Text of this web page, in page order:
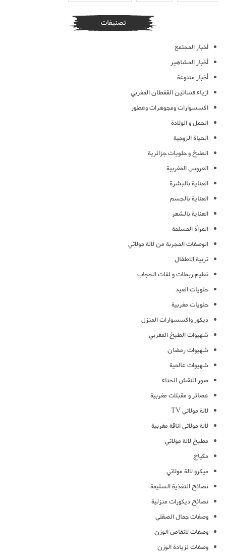
تصنيفات
أخبار المجتمع
أخبار المشاهير
أخبار متنوعة
ازياء فساتين القفطان المغربي
اكسسوارات ومجوهرات وعطور
الحمل و الولادة
الحياة الزوجية
الطبخ و حلويات جزائرية
العروس المغربية
العناية بالبشرة
العناية بالجسم
العناية بالشعر
المرأة المسلمة
الوصفات المجربة من لالة مولاتي
تربية الاطفال
تعليم ربطات و لفات الحجاب
حلويات العيد
حلويات مغربية
ديكور واكسسوارات المنزل
شهيوات الطبخ المغربي
شهيوات رمضان
شهيوات عالمية
صور النقش الحناء
عصائر و مقبلات مغربية
لالة مولاتي TV
لالة مولاتي اناقة مغربية
مطبخ لالة مولاتي
مكياج
ميكرو لالة مولاتي
نصائح التغذية السليمة
نصائح ديكورات منزلية
وصفات جمال الصقلي
وصفات لانقاص الوزن
وصفات لزيادة الوزن